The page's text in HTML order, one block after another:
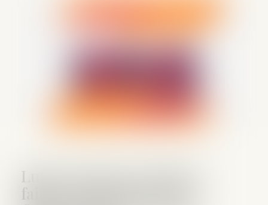
Lutte contre les violences
faites aux femmes : des